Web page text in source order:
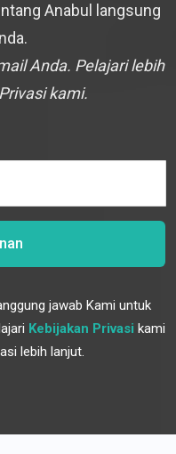
Anabul langsung
Anda. Pelajari lebih
kami.
jawab Kami untuk
Kebijakan Privasi kami
lebih lanjut.